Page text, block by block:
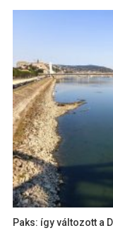
Paks: így változott a